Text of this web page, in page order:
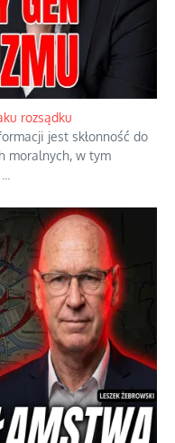
rozsądku
jest skłonność do
moralnych, w tym